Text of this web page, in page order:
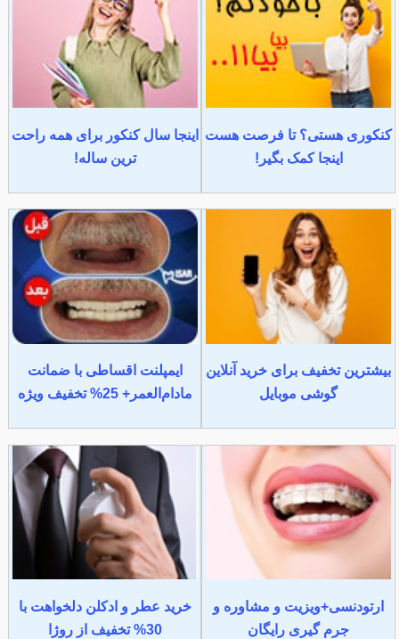
کنکوری هستی؟ تا فرصت هست
اینجا کمک بگیر!
اینجا سال کنکور برای همه راحت
ترین ساله!
بیشترین تخفیف برای خرید آنلاین
گوشی موبایل
ایمپلنت اقساطی با ضمانت
مادام‌العمر+ 25% تخفیف ویژه
ارتودنسی+ویزیت و مشاوره و
جرم گیری رایگان
خرید عطر و ادکلن دلخواهت با
30% تخفیف از روژا